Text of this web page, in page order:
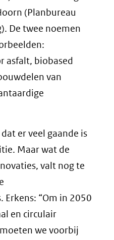
(Planbureau
De twee noemen
asfalt, biobased
van
er veel gaande is
Maar wat de
valt nog te
“Om in 2050
en circulair
we voorbij